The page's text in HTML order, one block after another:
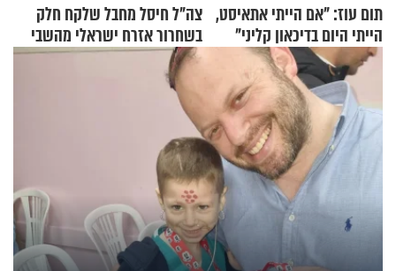
תום עוז: "אם הייתי אתאיסט,
הייתי היום בדיכאון קליני"
צה"ל חיסל מחבל שלקח חלק
בשחרור אזרח ישראלי מהשבי